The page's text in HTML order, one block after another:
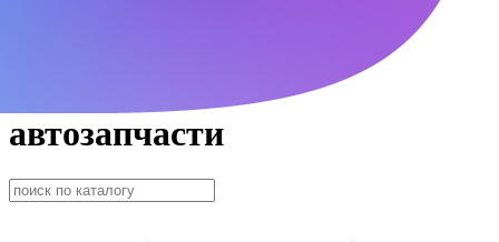
автозапчасти